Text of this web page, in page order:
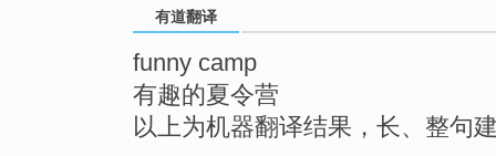
有道翻译
funny camp
有趣的夏令营
以上为机器翻译结果，长、整句